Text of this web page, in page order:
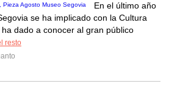
En el último año
se ha implicado con la Cultura
dado a conocer al gran público
resto